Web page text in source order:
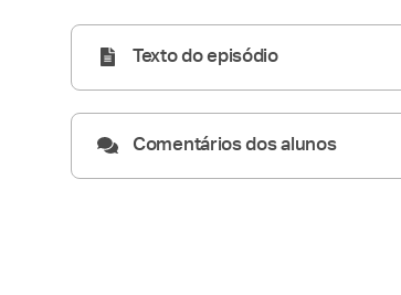
Texto do episódio
Comentários dos alunos